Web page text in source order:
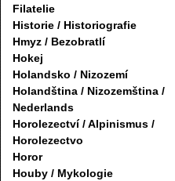
Filatelie
Historie / Historiografie
Hmyz / Bezobratlí
Hokej
Holandsko / Nizozemí
Holandština / Nizozemština /
Nederlands
Horolezectví / Alpinismus /
Horolezectvo
Horor
Houby / Mykologie